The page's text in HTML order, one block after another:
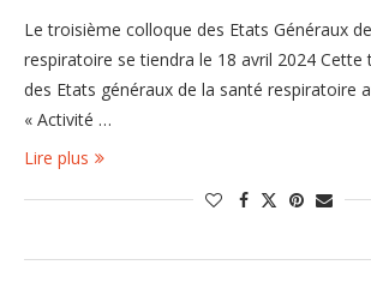
Le troisième colloque des Etats Généraux
respiratoire se tiendra le 18 avril 2024
des Etats généraux de la santé respiratoire
« Activité …
Lire plus